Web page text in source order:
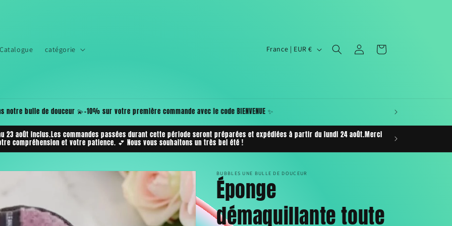
Catalogue catégorie
/
r
é
g
i
o
n
France | EUR € Connexion Panier
1 cadeau OFFERT et GRATUIT par commande🫧 À choisir dans votre panier :Bulle de Douche • Bain • Maquillage • Mystère •
Fondant de Cire💝 Un petit plus rien que pour vous pour encore plus de douceur 🛁
23 août inclus.Les commandes passées durant cette période seront préparées et expédiées à partir du lundi 24 août.Merci
compréhension et votre patience. 💕 Nous vous souhaitons un très bel été !
BUBBLES UNE BULLE DE DOUCEUR
Éponge
démaquillante toute